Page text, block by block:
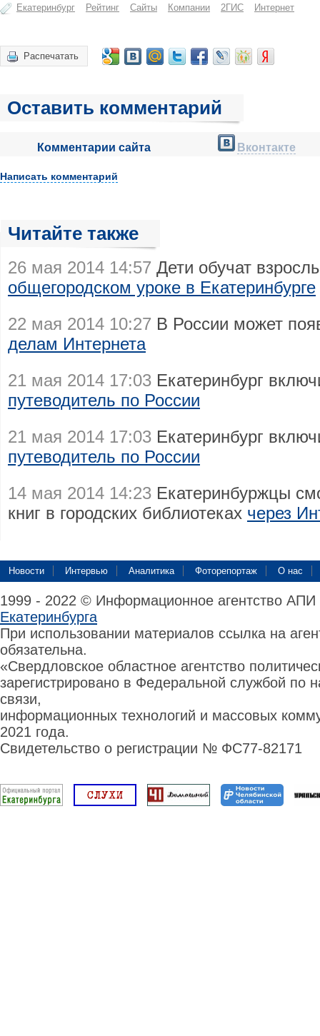
Екатеринбург Рейтинг Сайты Компании 2ГИС Интернет
Распечатать
Оставить комментарий
Комментарии сайта Вконтакте
Написать комментарий
Читайте также
26 мая 2014 14:57 Дети обучат
общегородском уроке в Екатеринбурге
22 мая 2014 10:27 В России может
делам Интернета
21 мая 2014 17:03 Екатеринбург
путеводитель по России
21 мая 2014 17:03 Екатеринбург
путеводитель по России
14 мая 2014 14:23 Екатеринбуржцы
книг в городских библиотеках через
Новости Интервью Аналитика Фоторепортаж О нас
1999 - 2022 © Информационное агентство
Екатеринбурга
При использовании материалов ссылка на
обязательна.
«Свердловское областное агентство
зарегистрировано в Федеральной службой по
связи,
информационных технологий и массовых
2021 года.
Свидетельство о регистрации № ФС77-82171